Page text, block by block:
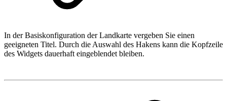
In der Basiskonfiguration der Landkarte vergeben Sie einen
geeigneten Titel. Durch die Auswahl des Hakens kann die Kopfzeile
des Widgets dauerhaft eingeblendet bleiben.